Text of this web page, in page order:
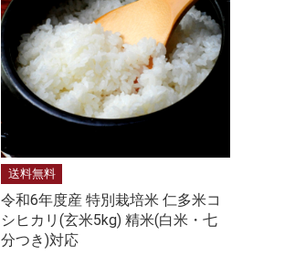
送料無料
令和6年度産 特別栽培米 仁多米コ
シヒカリ(玄米5kg) 精米(白米・七
分つき)対応